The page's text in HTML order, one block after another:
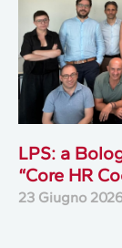
LPS: a
“Core HR
23 Giugno